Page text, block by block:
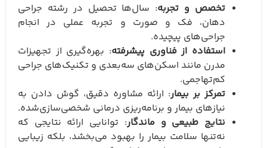
تخصص و تجربه: سال‌ها تحصیل در رشته جراحی
دهان، فک و صورت و تجربه عملی در انجام
جراحی‌های پیچیده.
استفاده از فناوری پیشرفته: بهره‌گیری از تجهیزات
مدرن مانند اسکن‌های سه‌بعدی و تکنیک‌های جراحی
کم‌تهاجمی.
تمرکز بر بیمار: ارائه مشاوره دقیق، گوش دادن به
نیازهای بیمار و برنامه‌ریزی درمانی شخصی‌سازی‌شده.
نتایج طبیعی و ماندگار: توانایی ارائه نتایجی که
نه‌تنها سلامت بیمار را بهبود می‌بخشد، بلکه زیبایی